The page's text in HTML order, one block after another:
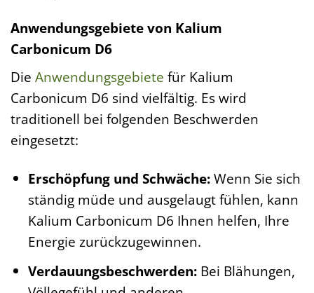
Anwendungsgebiete von Kalium
Carbonicum D6
Die Anwendungsgebiete für Kalium
Carbonicum D6 sind vielfältig. Es wird
traditionell bei folgenden Beschwerden
eingesetzt:
Erschöpfung und Schwäche:Wenn Sie sich
ständig müde und ausgelaugt fühlen, kann
Kalium Carbonicum D6 Ihnen helfen, Ihre
Energie zurückzugewinnen.
Verdauungsbeschwerden:Bei Blähungen,